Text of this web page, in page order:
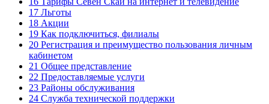
17 Льготы
18 Акции
19 Как подключиться, филиалы
20 Регистрация и преимущество пользования личным
кабинетом
21 Общее представление
22 Предоставляемые услуги
23 Районы обслуживания
24 Служба технической поддержки